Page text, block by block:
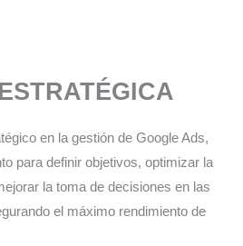
en la gestión de Google Ads,
para definir objetivos, optimizar la
la toma de decisiones en las
el máximo rendimiento de